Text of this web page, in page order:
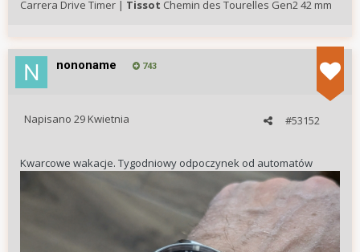
Carrera Drive Timer | Tissot Chemin des Tourelles Gen2 42 mm
nononame 743
#53152
Napisano 29 Kwietnia
Kwarcowe wakacje. Tygodniowy odpoczynek od automatów